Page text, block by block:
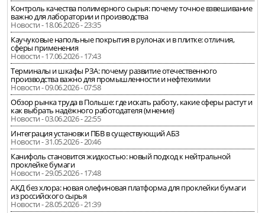
Контроль качества полимерного сырья: почему точное взвешивание
важно для лаборатории и производства
Новости - 18.06.2026 - 23:35
Каучуковые напольные покрытия в рулонах и в плитке: отличия,
сферы применения
Новости - 17.06.2026 - 17:43
Терминалы и шкафы РЗА: почему развитие отечественного
производства важно для промышленности и нефтехимии
Новости - 09.06.2026 - 07:58
Обзор рынка труда в Польше: где искать работу, какие сферы растут и
как выбрать надёжного работодателя (мнение)
Новости - 03.06.2026 - 22:55
Интеграция установки ПБВ в существующий АБЗ
Новости - 31.05.2026 - 20:46
Канифоль становится жидкостью: новый подход к нейтральной
проклейке бумаги
Новости - 29.05.2026 - 17:48
АКД без хлора: новая олефиновая платформа для проклейки бумаги
из российского сырья
Новости - 28.05.2026 - 21:39